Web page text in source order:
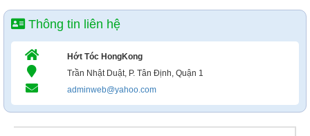
Thông tin liên hệ
Hớt Tóc HongKong
Trần Nhật Duật, P. Tân Định, Quận 1
adminweb@yahoo.com